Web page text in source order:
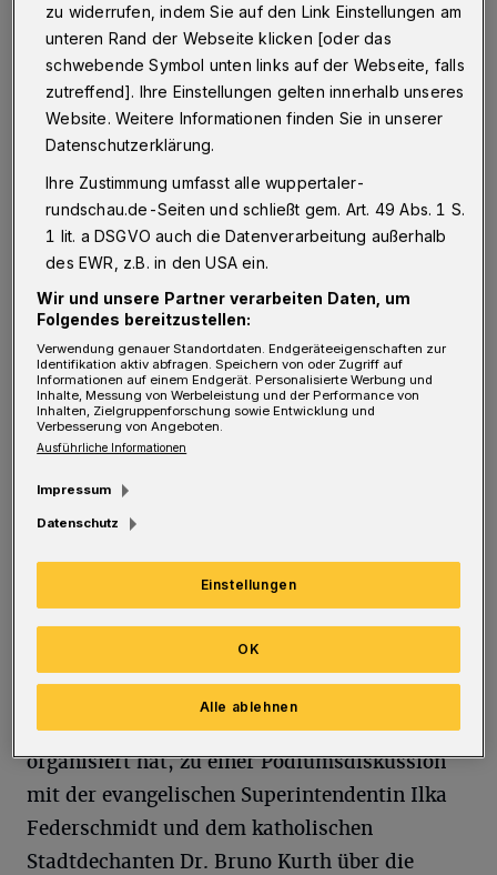
Stadtdechant Dr. Bruno Kurth und Superintendentin Ilka
Federschmidt.
Foto: Daniel Edlauer
Von Sabine Damaschke
S ie verstehen sich alle als „Abrahams
Kinder“: Juden, Christen und Muslime.
„Es gibt viel Verbindendes, aber angesichts
der weltweiten Kriege und Krisen wird eher
das Trennende betont“, bedauert Dorothee van
den Borre. Mit der Veranstaltungsreihe
2015 gründeten Flüchtlingsinitiative KOMM
der evangelischen Kirchengemeinde
Heckinghausen und des Sozialdienstes
katholischer Frauen (SkF) den interreligiösen
Dialog in Wuppertal wieder stärken.
sie gemeinsam mit dem Verein Mizwa
organisiert hat, zu einer Podiumsdiskussion
mit der evangelischen Superintendentin Ilka
Federschmidt und dem katholischen
Stadtdechanten Dr. Bruno Kurth über die
zu widerrufen, indem Sie auf den Link Einstellungen am
unteren Rand der Webseite klicken [oder das
schwebende Symbol unten links auf der Webseite, falls
zutreffend]. Ihre Einstellungen gelten innerhalb unseres
Website. Weitere Informationen finden Sie in unserer
Datenschutzerklärung.
Ihre Zustimmung umfasst alle wuppertaler-
rundschau.de-Seiten und schließt gem. Art. 49 Abs. 1 S.
1 lit. a DSGVO auch die Datenverarbeitung außerhalb
des EWR, z.B. in den USA ein.
Wir und unsere Partner verarbeiten Daten, um
Folgendes bereitzustellen:
Verwendung genauer Standortdaten. Endgeräteeigenschaften zur
Identifikation aktiv abfragen. Speichern von oder Zugriff auf
Informationen auf einem Endgerät. Personalisierte Werbung und
Inhalte, Messung von Werbeleistung und der Performance von
Inhalten, Zielgruppenforschung sowie Entwicklung und
Verbesserung von Angeboten.
Ausführliche Informationen
Impressum
Datenschutz
Einstellungen
Alle ablehnen
OK